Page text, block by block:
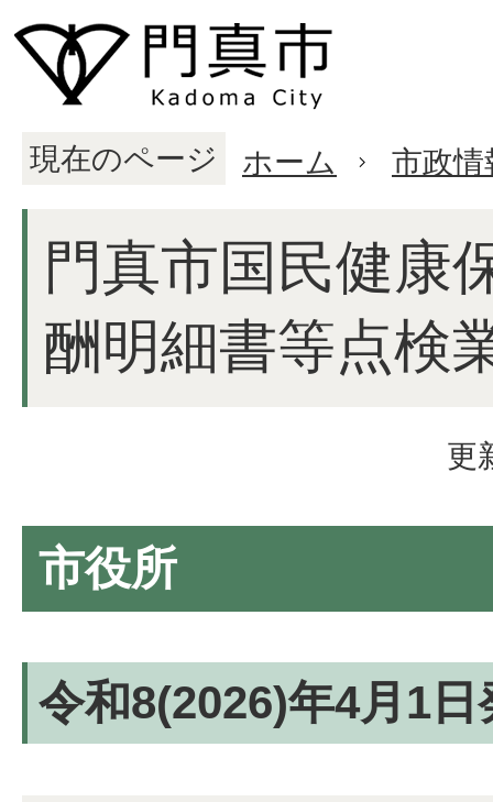
現在のページ ホーム 市政情
門真市国民健康
酬明細書等点検
更
市役所
令和8(2026)年4月1日